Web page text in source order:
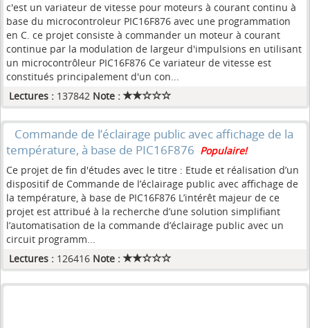
c'est un variateur de vitesse pour moteurs à courant continu à
base du microcontroleur PIC16F876 avec une programmation
en C. ce projet consiste à commander un moteur à courant
continue par la modulation de largeur d'impulsions en utilisant
un microcontrôleur PIC16F876 Ce variateur de vitesse est
constitués principalement d'un con...
Lectures : 137842 Note :
Commande de l’éclairage public avec affichage de la
température, à base de PIC16F876 Populaire!
Ce projet de fin d'études avec le titre : Etude et réalisation d’un
dispositif de Commande de l’éclairage public avec affichage de
la température, à base de PIC16F876 L’intérêt majeur de ce
projet est attribué à la recherche d’une solution simplifiant
l’automatisation de la commande d’éclairage public avec un
circuit programm...
Lectures : 126416 Note :